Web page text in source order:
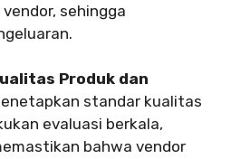
sehingga
Produk dan
standar kualitas
evaluasi berkala,
bahwa vendor